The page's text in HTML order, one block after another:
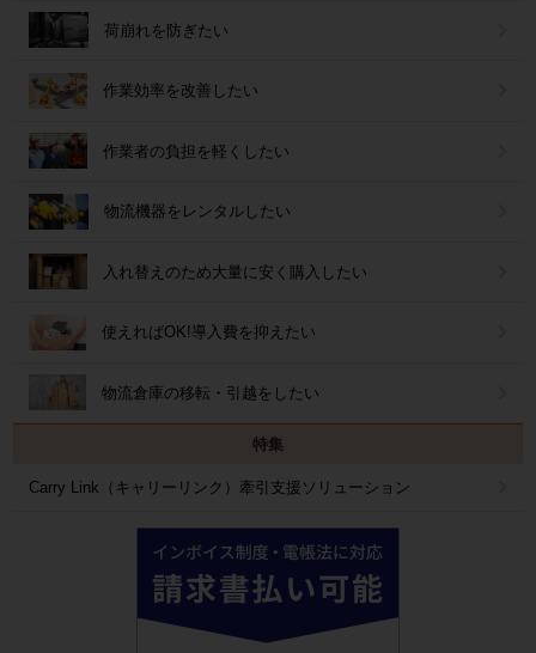
荷崩れを防ぎたい
作業効率を改善したい
作業者の負担を軽くしたい
物流機器をレンタルしたい
入れ替えのため大量に安く購入したい
使えればOK!導入費を抑えたい
物流倉庫の移転・引越をしたい
特集
Carry Link（キャリーリンク）牽引支援ソリューション